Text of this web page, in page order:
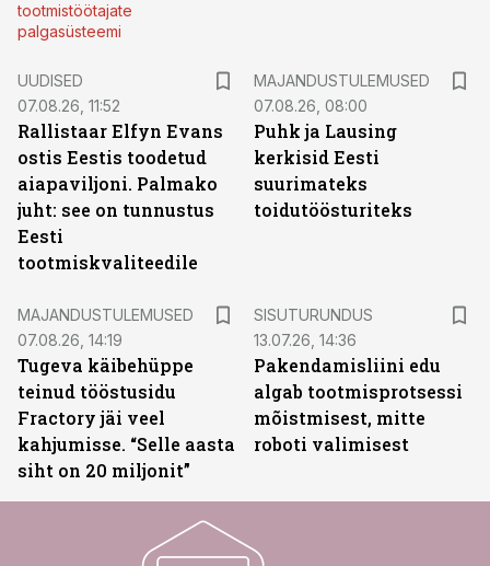
tootmistöötajate
palgasüsteemi
UUDISED
07.08.26, 11:52
Rallistaar Elfyn Evans
ostis Eestis toodetud
aiapaviljoni. Palmako
juht: see on tunnustus
Eesti
tootmiskvaliteedile
MAJANDUSTULEMUSED
07.08.26, 08:00
Puhk ja Lausing
kerkisid Eesti
suurimateks
toidutöösturiteks
MAJANDUSTULEMUSED
07.08.26, 14:19
Tugeva käibehüppe
teinud tööstusidu
Fractory jäi veel
kahjumisse. “Selle aasta
siht on 20 miljonit”
SISUTURUNDUS
13.07.26, 14:36
Pakendamisliini edu
algab tootmisprotsessi
mõistmisest, mitte
roboti valimisest